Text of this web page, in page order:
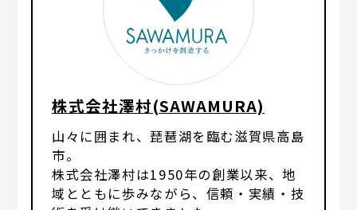
株式会社澤村(SAWAMURA)
山々に囲まれ、琵琶湖を臨む滋賀県高島
市。
株式会社澤村は1950年の創業以来、地
域とともに歩みながら、信頼・実績・技